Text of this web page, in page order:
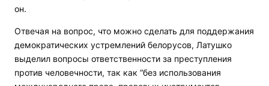
он.
Отвечая на вопрос, что можно сделать для поддержания
демократических устремлений белорусов, Латушко
выделил вопросы ответственности за преступления
против человечности, так как “без использования